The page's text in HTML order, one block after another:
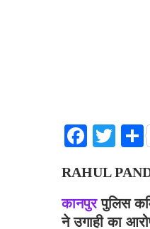
RAHUL
कानपुरपुलिस
ने उगाही का